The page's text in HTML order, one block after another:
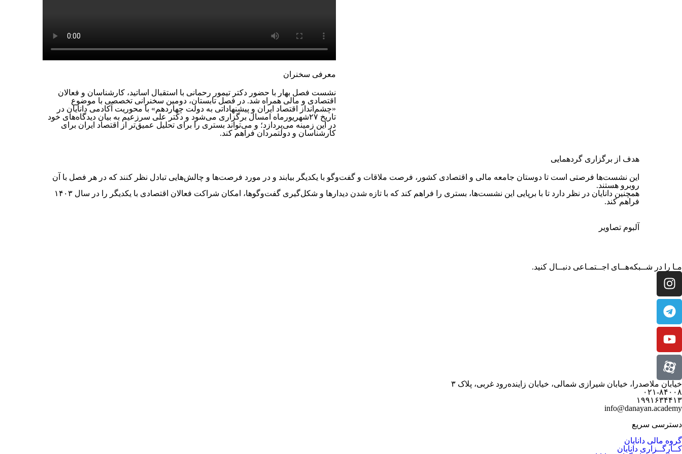
معرفی سخنران
نشست فصل بهار با حضور دکتر تیمور رحمانی با استقبال اساتید، کارشناسان و فعالان
‏اقتصادی ‏و مالی همراه شد. ‏در فصل تابستان، دومین سخنرانی تخصصی با موضوع
«چشم‌انداز اقتصاد ایران و پیشنهاداتی به دولت چهاردهم» با محوریت ‏آکادمی دانایان در
تاریخ ۲۷شهریورماه امسال برگزاری می‌شود و دکتر علی سرزعیم به بیان دیدگاه‌های خود
در این زمینه می‌پردازد؛ و ‏می‌تواند بستری را برای تحلیل عمیق‌تر از اقتصاد ایران برای
کارشناسان و دولتمردان فراهم کند. ‏
هدف از برگزاری گردهمایی
این نشست‌ها فرصتی است تا دوستان جامعه مالی و اقتصادی کشور، فرصت ملاقات و گفت‌وگو با یکدیگر بیابند و در مورد ‏‏فرصت‌ها و چالش‌هایی تبادل نظر کنند که در هر فصل با آن
روبرو هستند. ‏
همچنین دانایان در نظر دارد تا با برپایی این نشست‌ها، بستری را فراهم کند که با تازه شدن دیدارها و شکل‌گیری ‏گفت‌وگوها، امکان ‏شراکت فعالان اقتصادی با یکدیگر را در سال ۱۴۰۳
فراهم کند‎.
آلبوم تصاویر
مـا را در شــبکه‌هــای اجــتمـاعی دنبــال کنید.
خیابان ملاصدرا، خیابان شیرازی شمالی، خیابان زاینده‌رود غربی، پلاک ۳
۰۲۱-۸۴۰۰۸
۱۹۹۱۶۳۴۴۱۳
info@danayan.academy
دسترسی سریع
گروه مالی دانایان
کــارگــزاری دانایان